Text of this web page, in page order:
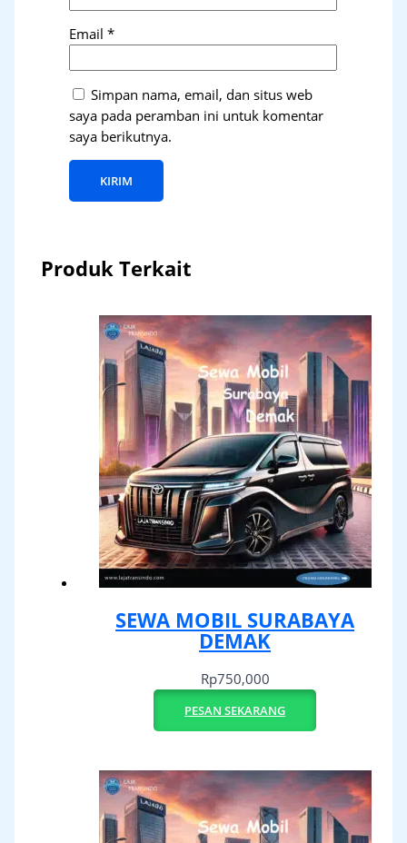
Email*
Simpan nama, email, dan situs web
saya pada peramban ini untuk komentar
saya berikutnya.
Produk Terkait
SEWA MOBIL SURABAYA
DEMAK
Rp750,000
PESAN SEKARANG